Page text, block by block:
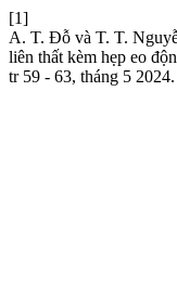
[1]
A. T. Đỗ và T. T.
liên thất kèm hẹp eo
tr 59 - 63, tháng 5 2024.